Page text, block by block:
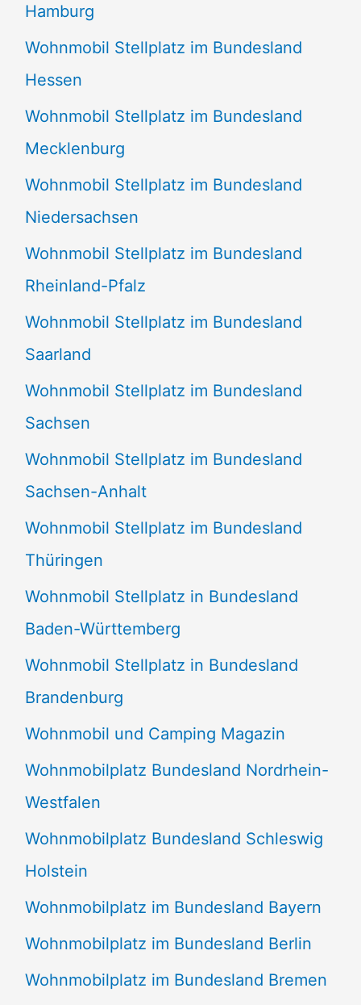
Hamburg
Wohnmobil Stellplatz im Bundesland
Hessen
Wohnmobil Stellplatz im Bundesland
Mecklenburg
Wohnmobil Stellplatz im Bundesland
Niedersachsen
Wohnmobil Stellplatz im Bundesland
Rheinland-Pfalz
Wohnmobil Stellplatz im Bundesland
Saarland
Wohnmobil Stellplatz im Bundesland
Sachsen
Wohnmobil Stellplatz im Bundesland
Sachsen-Anhalt
Wohnmobil Stellplatz im Bundesland
Thüringen
Wohnmobil Stellplatz in Bundesland
Baden-Württemberg
Wohnmobil Stellplatz in Bundesland
Brandenburg
Wohnmobil und Camping Magazin
Wohnmobilplatz Bundesland Nordrhein-
Westfalen
Wohnmobilplatz Bundesland Schleswig
Holstein
Wohnmobilplatz im Bundesland Bayern
Wohnmobilplatz im Bundesland Berlin
Wohnmobilplatz im Bundesland Bremen